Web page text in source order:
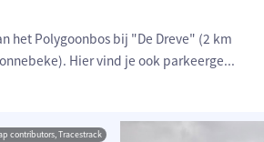
het Polygoonbos bij "De Dreve" (2 km
Hier vind je ook parkeerge...
contributors, Tracestrack